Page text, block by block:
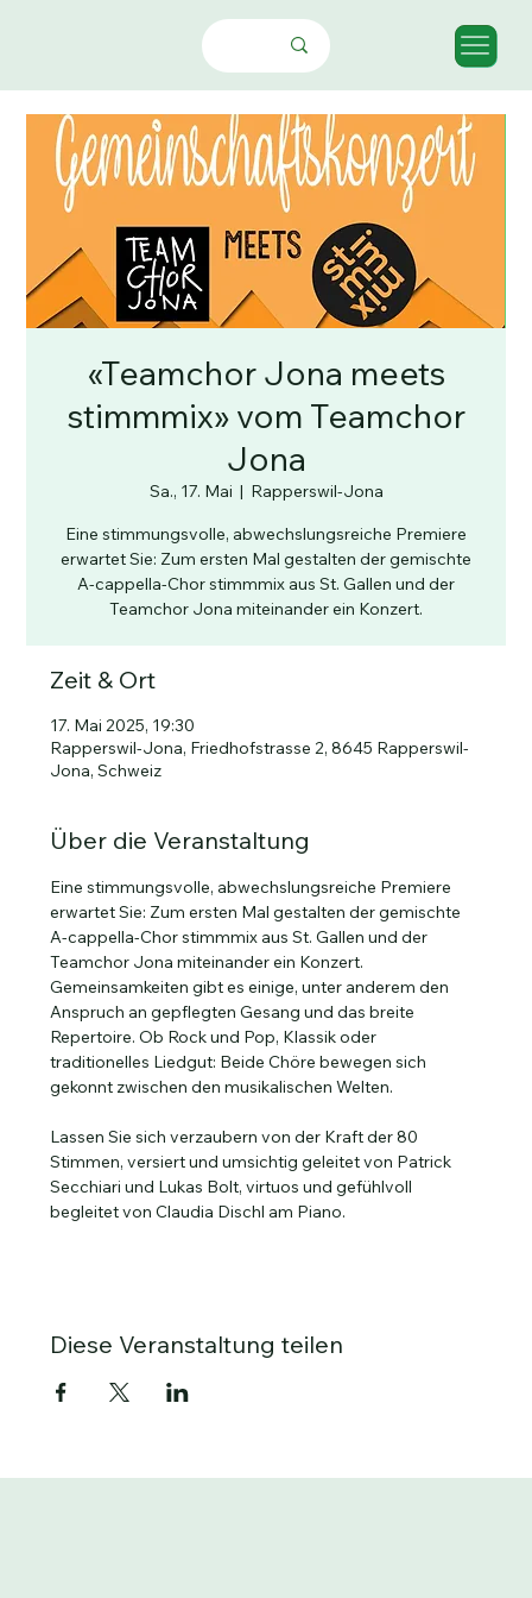
«Teamchor Jona meets
stimmmix» vom Teamchor
Jona
Sa., 17. Mai
  |
Rapperswil-Jona
Eine stimmungsvolle, abwechslungsreiche Premiere
erwartet Sie: Zum ersten Mal gestalten der gemischte
A-cappella-Chor stimmmix aus St. Gallen und der
Teamchor Jona miteinander ein Konzert.
Zeit & Ort
17. Mai 2025, 19:30
Rapperswil-Jona, Friedhofstrasse 2, 8645 Rapperswil-
Jona, Schweiz
Über die Veranstaltung
Eine stimmungsvolle, abwechslungsreiche Premiere
erwartet Sie: Zum ersten Mal gestalten der gemischte
A-cappella-Chor stimmmix aus St. Gallen und der
Teamchor Jona miteinander ein Konzert.
Gemeinsamkeiten gibt es einige, unter anderem den
Anspruch an gepflegten Gesang und das breite
Repertoire. Ob Rock und Pop, Klassik oder
traditionelles Liedgut: Beide Chöre bewegen sich
gekonnt zwischen den musikalischen Welten.
Lassen Sie sich verzaubern von der Kraft der 80
Stimmen, versiert und umsichtig geleitet von Patrick
Secchiari und Lukas Bolt, virtuos und gefühlvoll
begleitet von Claudia Dischl am Piano.
Diese Veranstaltung teilen